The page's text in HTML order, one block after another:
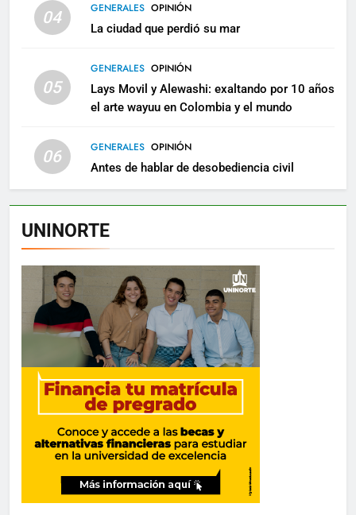
04 GENERALES OPINIÓN
La ciudad que perdió su mar
05
GENERALES OPINIÓN
Lays Movil y Alewashi: exaltando por 10 años
el arte wayuu en Colombia y el mundo
06 GENERALES OPINIÓN
Antes de hablar de desobediencia civil
UNINORTE